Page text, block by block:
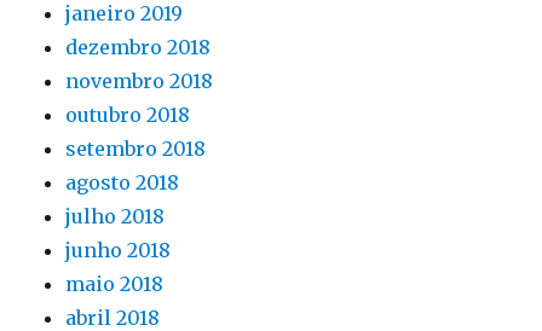
janeiro 2019
dezembro 2018
novembro 2018
outubro 2018
setembro 2018
agosto 2018
julho 2018
junho 2018
maio 2018
abril 2018